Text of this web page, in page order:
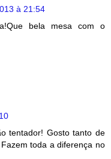
à 21:54
bela mesa com o
tentador! Gosto tanto de
toda a diferença no